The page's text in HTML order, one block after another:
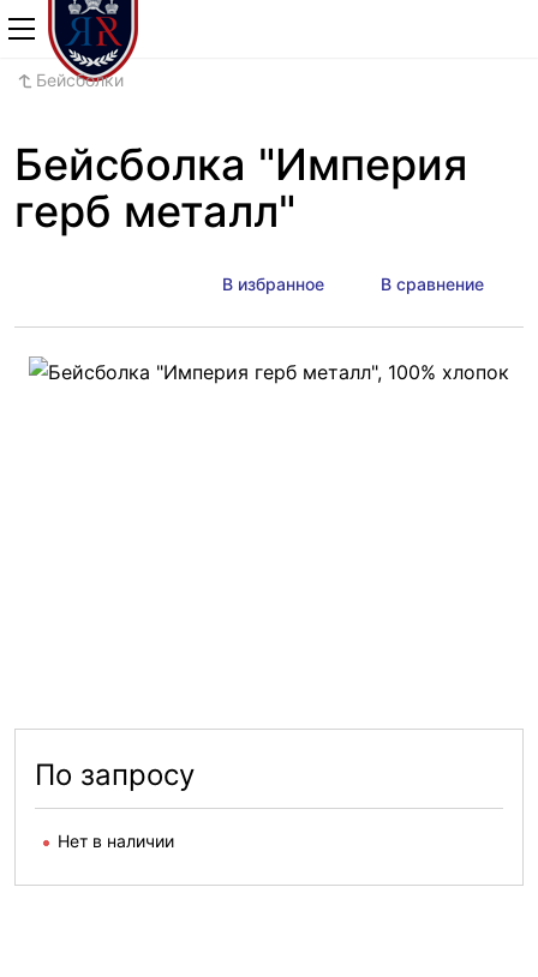
Бейсболки
Бейсболка "Империя
герб металл"
В избранное В сравнение
По запросу
Нет в наличии